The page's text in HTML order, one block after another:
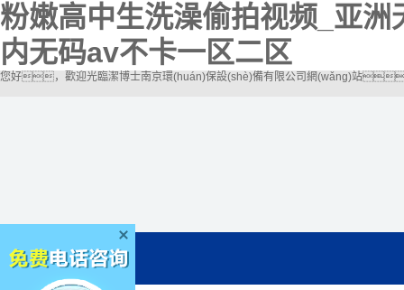
粉嫩高中生洗澡偷拍视频_亚
内无码av不卡一区二区
您好，歡迎光臨潔博士南京環(huán)保設(shè)備有限公司網(wǎng)站